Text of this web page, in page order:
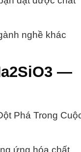
nghề khác
—
Phá Trong
ứng hóa chất